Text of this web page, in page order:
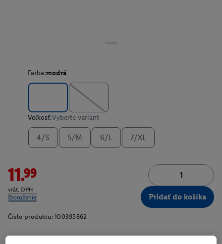
Farba:modrá
Veľkosť:Vyberte variant
4/S 5/M 6/L 7/XL
11.99
vrát. DPH
Doručenie
Pridať do košíka
Číslo produktu: 100395862